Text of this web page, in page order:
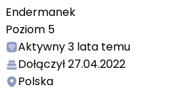
Endermanek
Poziom 5
Aktywny3 lata temu
Dołączył27.04.2022
Polska